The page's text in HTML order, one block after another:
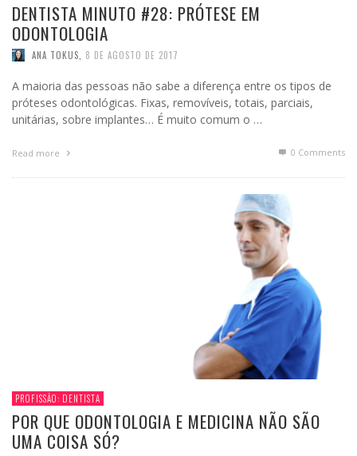
DENTISTA MINUTO #28: PRÓTESE EM
ODONTOLOGIA
ANA TOKUS, 8 DE AGOSTO DE 2017
A maioria das pessoas não sabe a diferença entre os tipos de
próteses odontológicas. Fixas, removíveis, totais, parciais,
unitárias, sobre implantes… É muito comum o …
Read more 0 Comments
PROFISSÃO: DENTISTA
POR QUE ODONTOLOGIA E MEDICINA NÃO SÃO
UMA COISA SÓ?